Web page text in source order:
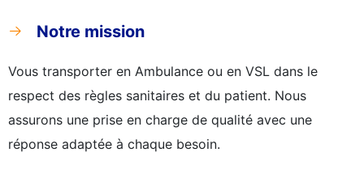
Notre mission
Vous transporter en Ambulance ou en VSL dans le
respect des règles sanitaires et du patient. Nous
assurons une prise en charge de qualité avec une
réponse adaptée à chaque besoin.